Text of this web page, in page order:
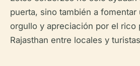
puerta, sino también a fomentar
orgullo y apreciación por el rico
Rajasthan entre locales y